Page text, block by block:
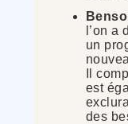
l’on a
un
Il
est
des